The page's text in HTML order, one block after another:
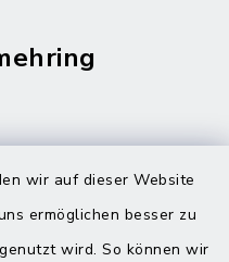
wir auf dieser Website
ermöglichen besser zu
wird. So können wir